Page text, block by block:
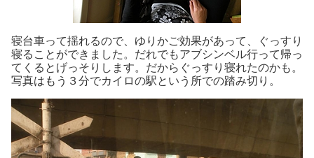
寝台車って揺れるので、ゆりかご効果があって、ぐっすり
寝ることができました。だれでもアブシンベル行って帰っ
てくるとげっそりします。だからぐっすり寝れたのかも。
写真はもう３分でカイロの駅という所での踏み切り。